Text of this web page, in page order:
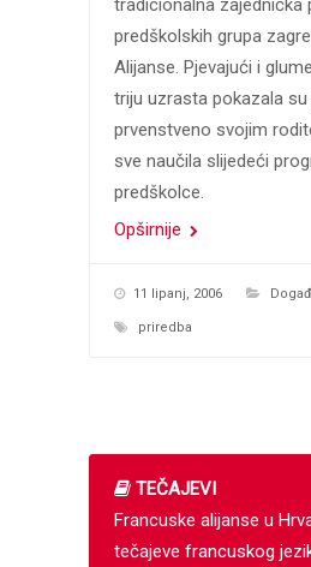
tradicionalna zajednička
predškolskih grupa
Alijanse. Pjevajući i
triju uzrasta pokazala su
prvenstveno svojim
sve naučila slijedeći
predškolce.
Opširnije
11 lipanj, 2006
priredba
TEČAJEVI
Francuske alijanse u
tečajeve francuskog